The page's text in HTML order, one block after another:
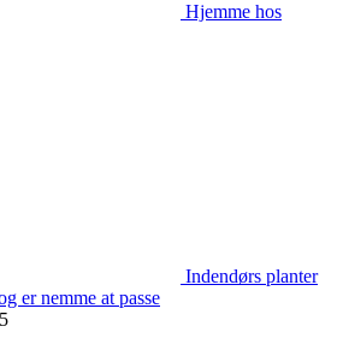
Hjemme hos
Indendørs planter
er nemme at passe